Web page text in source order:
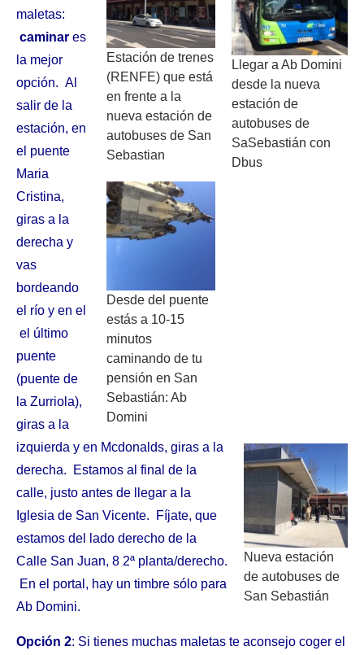
Llegar a Ab Domini
desde la nueva
estación de
autobuses de
SaSebastián con
Dbus
Estación de trenes
(RENFE) que está
en frente a la
nueva estación de
autobuses de San
Sebastian
Desde del puente
estás a 10-15
minutos
caminando de tu
pensión en San
Sebastián: Ab
Domini
Nueva estación
de autobuses de
San Sebastián
maletas:
caminar es
la mejor
opción. Al
salir de la
estación, en
el puente
Maria
Cristina,
giras a la
derecha y
vas
bordeando
el río y en el
el último
puente
(puente de
la Zurriola),
giras a la
izquierda y en Mcdonalds, giras a la
derecha. Estamos al final de la
calle, justo antes de llegar a la
Iglesia de San Vicente. Fíjate, que
estamos del lado derecho de la
Calle San Juan, 8 2ª planta/derecho.
En el portal, hay un timbre sólo para
Ab Domini.
Opción 2: Si tienes muchas maletas te aconsejo coger el